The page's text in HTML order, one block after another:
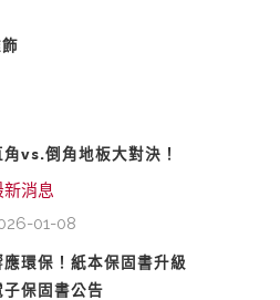
角vs.倒角地板大對決！
新消息
01-08
應環保！紙本保固書升級
子保固書公告